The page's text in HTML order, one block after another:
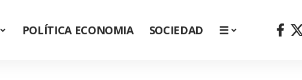
POLÍTICA ECONOMIA SOCIEDAD ☰